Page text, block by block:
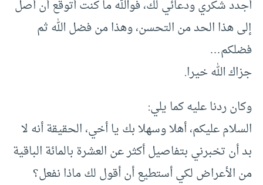
أجدد شكري ودعائي لك، فوالله ما كنت أتوقع أن أصل
إلى هذا الحد من التحسن، وهذا من فضل الله ثم
فضلكم…
جزاك الله خيرا.
وكان ردنا عليه كما يلي:
السلام عليكم، أهلا وسهلا بك يا أخي، الحقيقة أنه لا
بد أن تخبرني بتفاصيل أكثر عن العشرة بالمائة الباقية
من الأعراض لكي أستطيع أن أقول لك ماذا نفعل؟